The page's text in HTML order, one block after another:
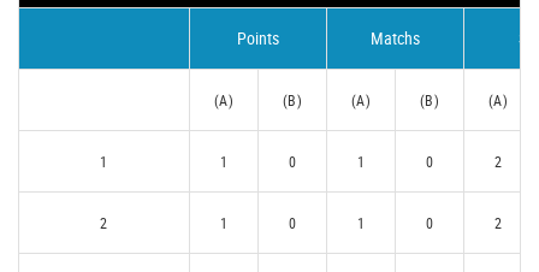
Points Matchs
(A) (B) (A) (B) (A)
1 1 0 1 0 2
2 1 0 1 0 2